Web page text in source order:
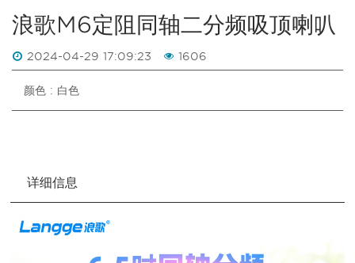
浪歌M6定阻同轴二分频吸顶喇叭
2024-04-29 17:09:23 1606
颜色 : 白色
详细信息